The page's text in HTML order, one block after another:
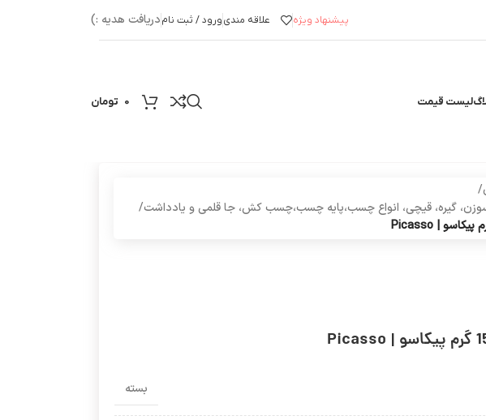
پیشنهاد ویژه علاقه مندیورود / ثبت نامدریافت هدیه :)
لیست قیمت 0 تومان
/
سوزن، گیره، قیچی، انواع چسب،پایه چسب،چسب کش، جا قلمی و یادداشت/
بسته